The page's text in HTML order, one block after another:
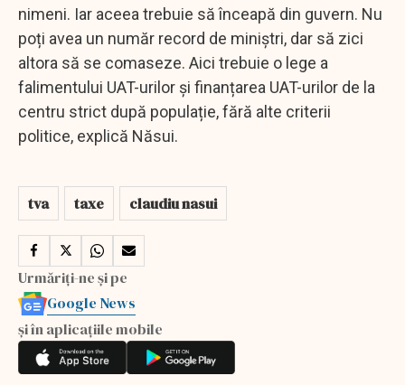
nimeni. Iar aceea trebuie să înceapă din guvern. Nu
poți avea un număr record de miniștri, dar să zici
altora să se comaseze. Aici trebuie o lege a
falimentului UAT-urilor și finanțarea UAT-urilor de la
centru strict după populație, fără alte criterii
politice, explică Năsui.
tva taxe claudiu nasui
Urmăriți-ne și pe
Google News
și în aplicațiile mobile